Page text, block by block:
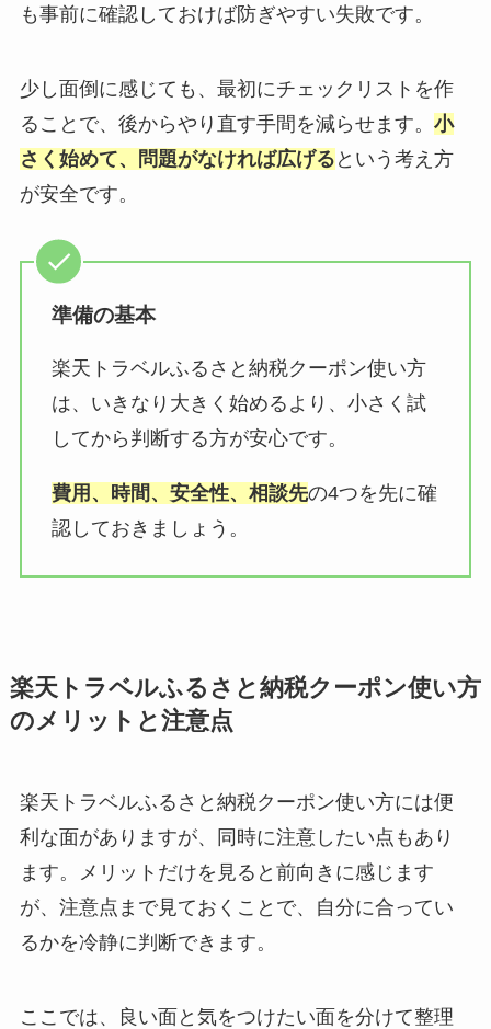
も事前に確認しておけば防ぎやすい失敗です。
少し面倒に感じても、最初にチェックリストを作
ることで、後からやり直す手間を減らせます。 小
さく始めて、問題がなければ広げる という考え方
が安全です。
準備の基本
楽天トラベルふるさと納税クーポン使い方
は、いきなり大きく始めるより、小さく試
してから判断する方が安心です。
費用、時間、安全性、相談先の4つを先に確
認しておきましょう。
楽天トラベルふるさと納税クーポン使い方
のメリットと注意点
楽天トラベルふるさと納税クーポン使い方には便
利な面がありますが、同時に注意したい点もあり
ます。メリットだけを見ると前向きに感じます
が、注意点まで見ておくことで、自分に合ってい
るかを冷静に判断できます。
ここでは、良い面と気をつけたい面を分けて整理